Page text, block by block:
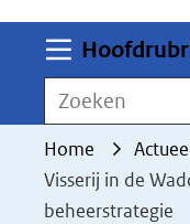
worden
toegestaan
geweigerd.
Zoeken
Home
Visserij in de
beheerstrategie